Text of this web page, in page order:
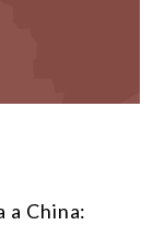
a China: